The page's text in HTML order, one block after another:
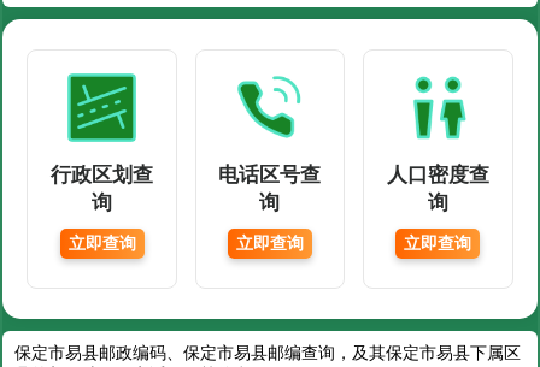
行政区划查
询
立即查询
电话区号查
询
立即查询
人口密度查
询
立即查询
保定市易县邮政编码、保定市易县邮编查询，及其保定市易县下属区